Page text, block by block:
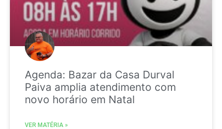
Agenda: Bazar da Casa Durval
Paiva amplia atendimento com
novo horário em Natal
VER MATÉRIA »